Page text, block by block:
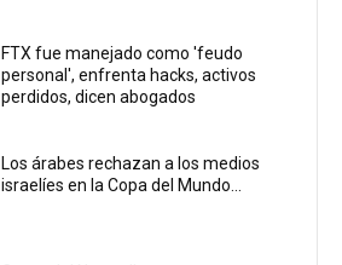
FTX fue manejado como 'feudo
personal', enfrenta hacks, activos
perdidos, dicen abogados
Los árabes rechazan a los medios
israelíes en la Copa del Mundo...